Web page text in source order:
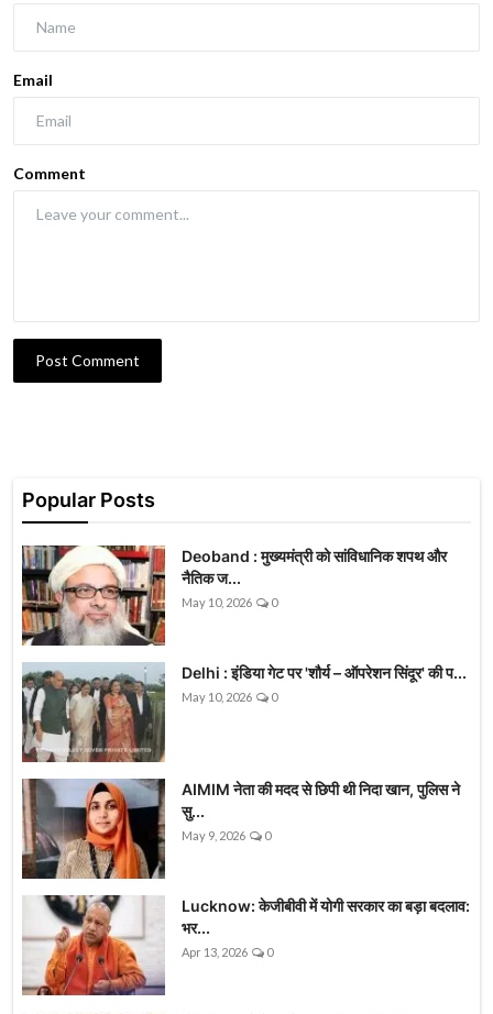
Email
Comment
Post Comment
Popular Posts
Deoband : मुख्यमंत्री को सांविधानिक शपथ और
नैतिक ज...
May 10, 2026 0
Delhi : इंडिया गेट पर 'शौर्य – ऑपरेशन सिंदूर' की प...
May 10, 2026 0
AIMIM नेता की मदद से छिपी थी निदा खान, पुलिस ने
सु...
May 9, 2026 0
Lucknow: केजीबीवी में योगी सरकार का बड़ा बदलाव:
भर...
Apr 13, 2026 0